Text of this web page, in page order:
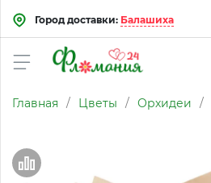
Город доставки: Балашиха
Главная / Цветы / Орхидеи /